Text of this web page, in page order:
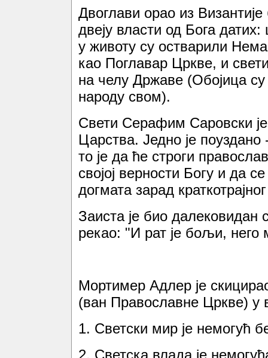
Двоглави орао из
двеју власти од Бога
у животу су остварили
као Поглавар Цркве, и
на челу Државе (Обојица
народу свом).
Свети Серафим Саровски
Царства. Једно је поуздано
то је да ће строги
својој верности Богу и да
догмата зарад
Заиста је био далековидан
рекао: "И рат је бољи, него
Мортимер Адлер је
(ван Православне Цркве) у
1. Светски мир је немогућ
2. Светска влада је